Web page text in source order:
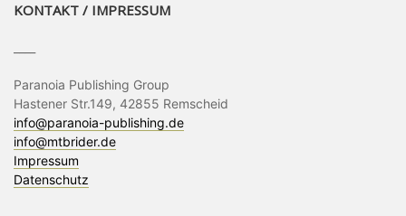
KONTAKT / IMPRESSUM
Paranoia Publishing Group
Hastener Str.149, 42855 Remscheid
info@paranoia-publishing.de
info@mtbrider.de
Impressum
Datenschutz